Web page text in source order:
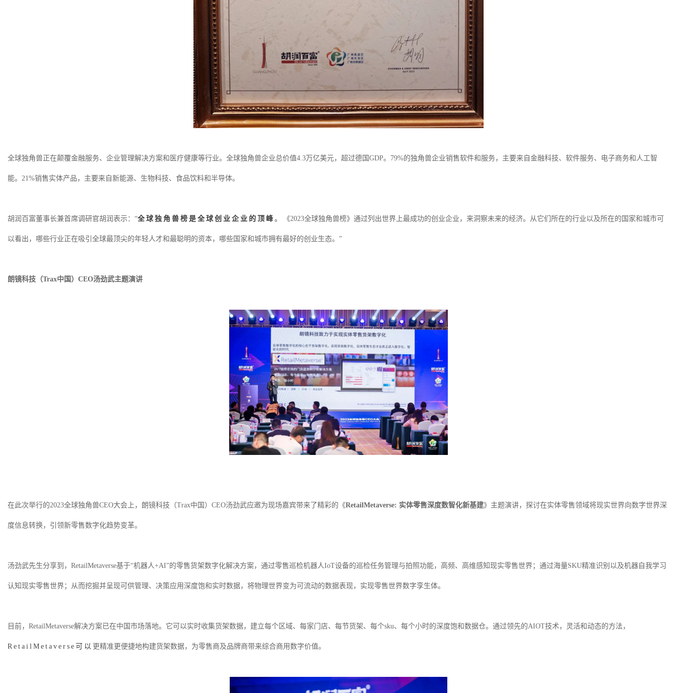
全球独角兽正在颠覆金融服务、企业管理解决方案和医疗健康等行业。全球独角兽企业总价值4.3万亿美元，超过德国GDP。79%的独角兽企业销售软件和服务，主要来自金融科技、软件服务、电子商务和人工智
能。21%销售实体产品，主要来自新能源、生物科技、食品饮料和半导体。
胡润百富董事长兼首席调研官胡润表示： “全球独角兽榜是全球创业企业的顶峰 。 《2023全球独角兽榜》通过列出世界上最成功的创业企业，来洞察未来的经济。从它们所在的行业以及所在的国家和城市可
以看出，哪些行业正在吸引全球最顶尖的年轻人才和最聪明的资本，哪些国家和城市拥有最好的创业生态。”
朗镜科技（Trax中国）CEO汤劲武主题演讲
在此次举行的2023全球独角兽CEO大会上，朗镜科技（Trax中国）CEO汤劲武应邀为现场嘉宾带来了精彩的《RetailMetaverse: 实体零售深度数智化新基建》主题演讲，探讨在实体零售领域将现实世界向数字世界深
度信息转换，引领新零售数字化趋势变革。
汤劲武先生分享到， RetailMetaverse基于“机器人+AI”的零售货架数字化解决方案，通过零售巡检机器人IoT设备的巡检任务管理与拍照功能，高频、高维感知现实零售世界；通过海量SKU精准识别以及机器自我学习
认知现实零售世界；从而挖掘并呈现可供管理、决策应用深度饱和实时数据，将物理世界变为可流动的数据表现，实现零售世界数字孪生体。
目前， RetailMetaverse解决方案已在中国市场落地。它可以实时收集货架数据，建立每个区域、每家门店、每节货架、每个sku、每个小时的深度饱和数据仓。通过领先的AIOT技术，灵活和动态的方法，
RetailMetaverse可以 更精准更便捷地构建货架数据，为零售商及品牌商带来综合商用数字价值。